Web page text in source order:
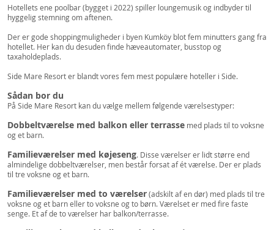
Hotellets ene poolbar (bygget i 2022) spiller loungemusik og indbyder til
hyggelig stemning om aftenen.
Der er gode shoppingmuligheder i byen Kumköy blot fem minutters gang fra
hotellet. Her kan du desuden finde hæveautomater, busstop og
taxaholdeplads.
Side Mare Resort er blandt vores fem mest populære hoteller i Side.
Sådan bor du
På Side Mare Resort kan du vælge mellem følgende værelsestyper:
Dobbeltværelse med balkon eller terrasse med plads til to voksne
og et barn.
Familieværelser med køjeseng. Disse værelser er lidt større end
almindelige dobbeltværelser, men består forsat af ét værelse. Der er plads
til tre voksne og et barn.
Familieværelser med to værelser(adskilt af en dør) med plads til tre
voksne og et barn eller to voksne og to børn. Værelset er med fire faste
senge. Et af de to værelser har balkon/terrasse.